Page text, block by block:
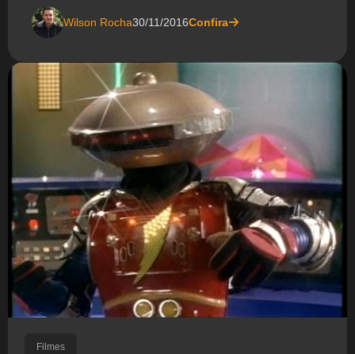
Wilson Rocha30/11/2016Confira
Filmes